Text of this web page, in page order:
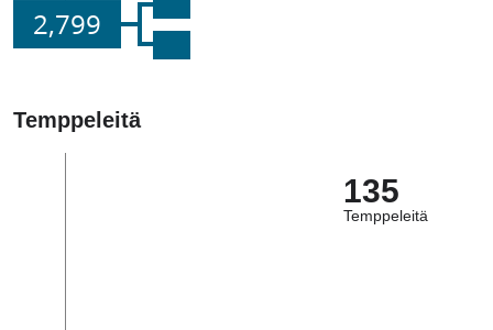
2,799
Temppeleitä
135
Temppeleitä